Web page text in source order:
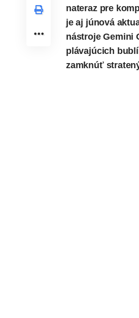
nateraz pre
je aj júnová
nástroje Gemini
plávajúcich
zamknúť